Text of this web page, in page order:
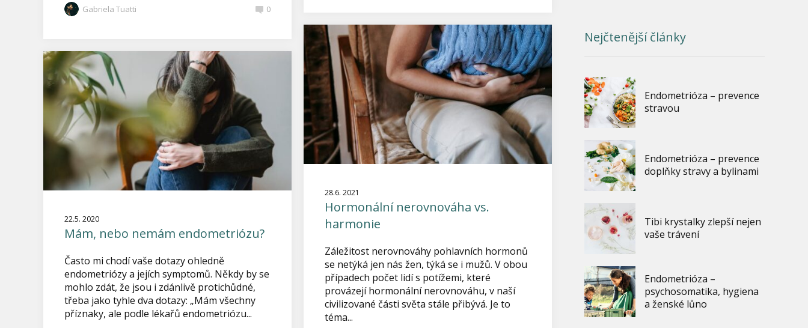
Gabriela Tuatti 0
28.6. 2021
Hormonální nerovnováha vs.
harmonie
Záležitost nerovnováhy pohlavních hormonů
se netýká jen nás žen, týká se i mužů. V obou
případech počet lidí s potížemi, které
provázejí hormonální nerovnováhu, v naší
civilizované části světa stále přibývá. Je to
téma...
22.5. 2020
Mám, nebo nemám endometriózu?
Často mi chodí vaše dotazy ohledně
endometriózy a jejích symptomů. Někdy by se
mohlo zdát, že jsou i zdánlivě protichůdné,
třeba jako tyhle dva dotazy: „Mám všechny
příznaky, ale podle lékařů endometriózu...
Nejčtenější články
Endometrióza – prevence
stravou
Endometrióza – prevence
doplňky stravy a bylinami
Tibi krystalky zlepší nejen
vaše trávení
Endometrióza –
psychosomatika, hygiena
a ženské lůno